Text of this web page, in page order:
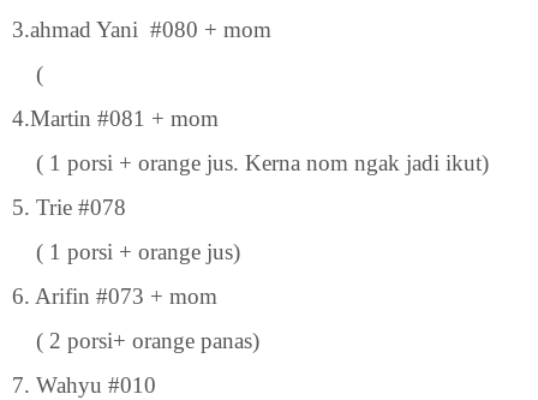
3.ahmad Yani #080 + mom
(
4.Martin #081 + mom
( 1 porsi + orange jus. Kerna nom ngak jadi ikut)
5. Trie #078
( 1 porsi + orange jus)
6. Arifin #073 + mom
( 2 porsi+ orange panas)
7. Wahyu #010